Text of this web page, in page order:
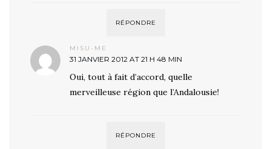
RÉPONDRE
MISU-ME
31 JANVIER 2012 AT 21 H 48 MIN
Oui, tout à fait d’accord, quelle
merveilleuse région que l’Andalousie!
RÉPONDRE